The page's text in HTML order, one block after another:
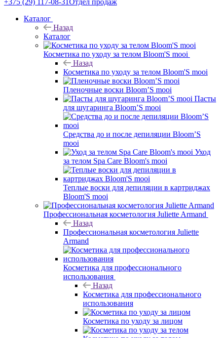
+375 (29) 117-08-31Отдел продаж
Каталог
Назад
Каталог
Косметика по уходу за телом Bloom'S mooi
Назад
Косметика по уходу за телом Bloom'S mooi
Пленочные воски Bloom’S mooi
Пасты
для шугаринга Bloom’S mooi
Средства до и после депиляции Bloom’S
mooi
Уход
за телом Spa Care Bloom's mooi
Теплые воски для депиляции в картриджах
Bloom'S mooi
Профессиональная косметология Juliette Armand
Назад
Профессиональная косметология Juliette
Armand
Косметика для профессионального
использования
Назад
Косметика для профессионального
использования
Косметика по уходу за лицом